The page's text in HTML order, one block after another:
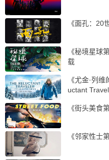
《面孔：20
《秘境星球
载
《尤金·列
uctant
《街头美食
《邻家性士